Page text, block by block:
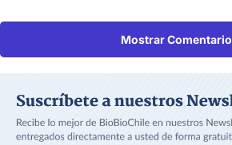
Mostrar